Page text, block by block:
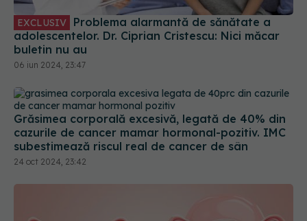
buletin nu au
06 iun 2024, 23:47
Grăsimea corporală excesivă, legată de 40% din
cazurile de cancer mamar hormonal-pozitiv. IMC
subestimează riscul real de cancer de sân
24 oct 2024, 23:42